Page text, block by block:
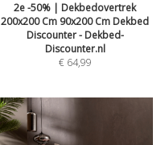
2e -50% | Dekbedovertrek
200x200 Cm 90x200 Cm Dekbed
Discounter - Dekbed-
Discounter.nl
€ 64,99